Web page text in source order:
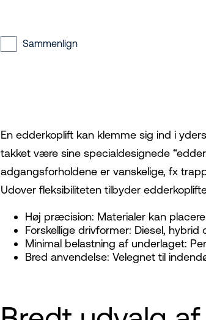
Sammenlign
En edderkoplift kan klemme sig ind i
takket være sine specialdesignede
adgangsforholdene er vanskelige, fx
Udover fleksibiliteten tilbyder
Høj præcision: Materialer kan
Forskellige drivformer: Diesel, hybrid
Minimal belastning af underlaget:
Bred anvendelse: Velegnet til